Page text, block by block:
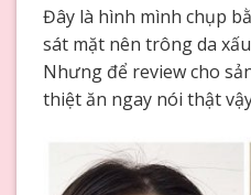
Đây là hình mình chụp
sát mặt nên trông da
Nhưng để review cho
thiệt ăn ngay nói thật